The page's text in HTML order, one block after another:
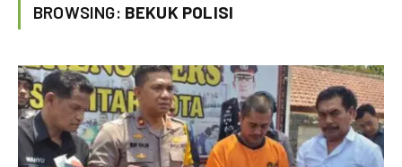
BROWSING: BEKUK POLISI